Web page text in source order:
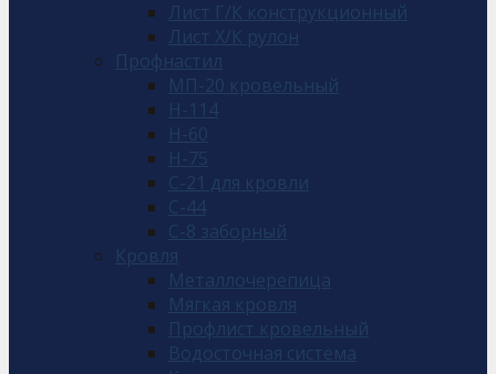
Лист Г/К конструкционный
Лист Х/К рулон
Профнастил
МП-20 кровельный
Н-114
Н-60
Н-75
С-21 для кровли
С-44
С-8 заборный
Кровля
Металлочерепица
Мягкая кровля
Профлист кровельный
Водосточная система